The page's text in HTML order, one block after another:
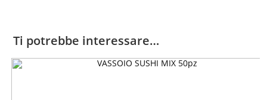
Ti potrebbe interessare…